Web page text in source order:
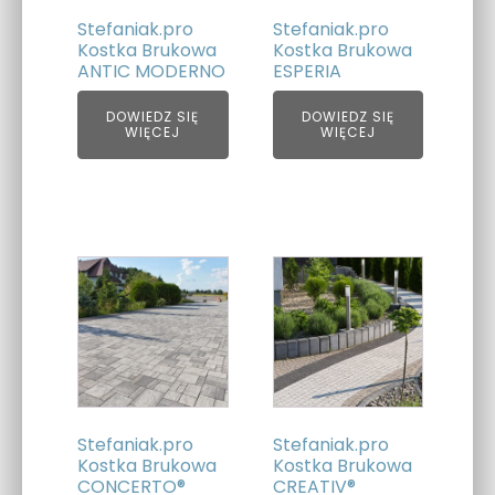
Stefaniak.pro
Kostka Brukowa
ANTIC MODERNO
DOWIEDZ SIĘ
WIĘCEJ
Stefaniak.pro
Kostka Brukowa
ESPERIA
DOWIEDZ SIĘ
WIĘCEJ
Stefaniak.pro
Kostka Brukowa
CONCERTO®
Ten
produkt
ma
wiele
wariantów.
Opcje
można
wybrać
Stefaniak.pro
Kostka Brukowa
CREATIV®
Ten
produkt
ma
wiele
wariantów.
Opcje
można
wybrać